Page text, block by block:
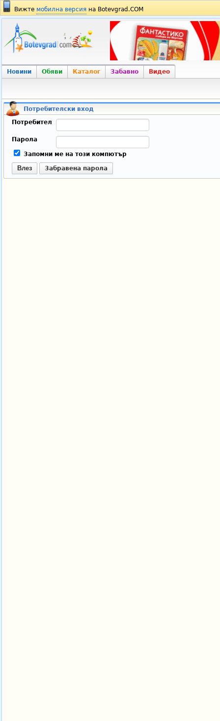
Вижте мобилна версия на Botevgrad.COM
Новини Обяви Каталог Забавно Видео
Потребителски вход
Потребител
Парола
Запомни ме на този компютър
Влез Забравена парола